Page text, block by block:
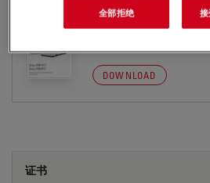
Leica EMUC7 FC7
DOWNLOAD
证书
全部拒绝